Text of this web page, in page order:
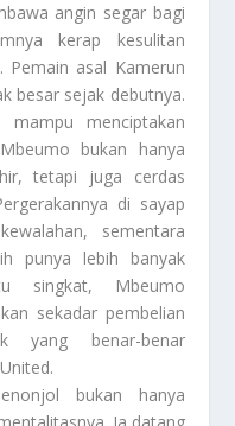
angin segar bagi
kerap kesulitan
Pemain asal Kamerun
besar sejak debutnya.
menciptakan
bukan hanya
tetapi juga cerdas
di sayap
sementara
punya lebih banyak
singkat, Mbeumo
sekadar pembelian
yang benar-benar
bukan hanya